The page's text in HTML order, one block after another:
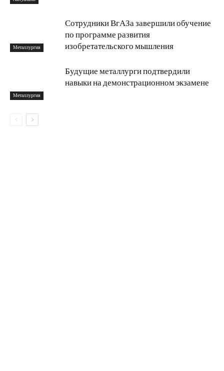
Металлургия
Сотрудники ВгАЗа завершили обучение
по программе развития
изобретательского мышления
Металлургия
Будущие металлурги подтвердили
навыки на демонстрационном экзамене